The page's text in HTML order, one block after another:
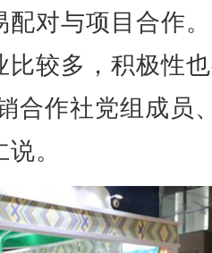
对与项目合作
比较多，积极性
合作社党组成员
。